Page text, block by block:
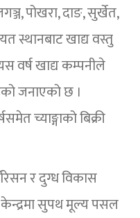
पोखरा, दाङ, सुर्खेत,
स्थानबाट खाद्य वस्तु
वर्ष खाद्य कम्पनीले
जनाएको छ ।
च्याङ्गाको बिक्री
र दुग्ध विकास
केन्द्रमा सुपथ मूल्य पसल